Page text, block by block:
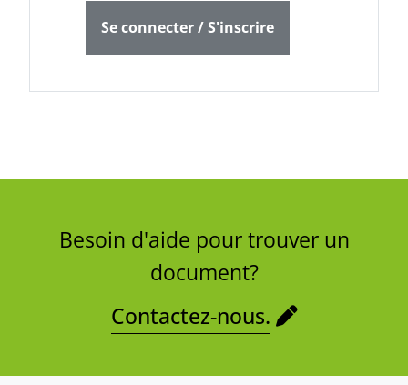
Se connecter / S'inscrire
Besoin d'aide pour trouver un
document?
Contactez-nous.